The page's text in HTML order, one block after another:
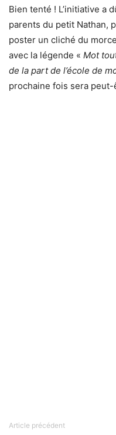
Bien tenté ! L’initiative a
parents du petit Nathan,
poster un cliché du
avec la légende « Mot
de la part de l’école de
prochaine fois sera peut-
Article précédent